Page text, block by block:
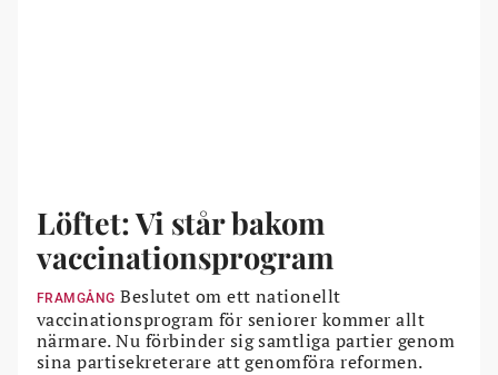
Löftet: Vi står bakom
vaccinationsprogram
FRAMGÅNG Beslutet om ett nationellt
vaccinationsprogram för seniorer kommer allt
närmare. Nu förbinder sig samtliga partier genom
sina partisekreterare att genomföra reformen.